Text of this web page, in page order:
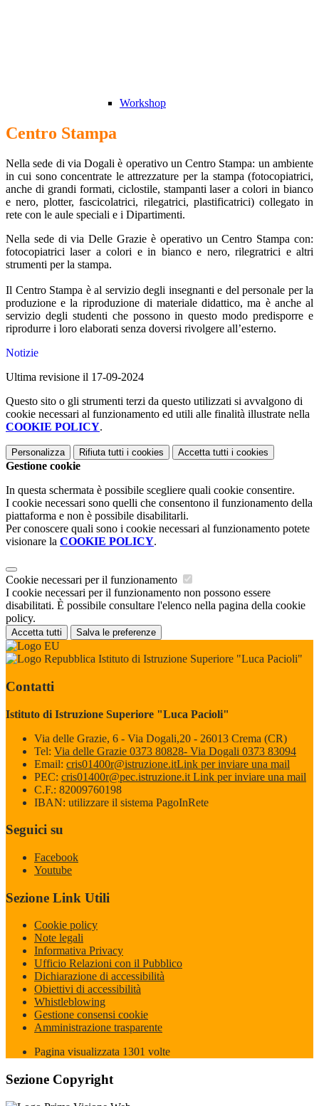
Workshop
Centro Stampa
Nella sede di via Dogali è operativo un Centro Stampa: un ambiente
in cui sono concentrate le attrezzature per la stampa (fotocopiatrici,
anche di grandi formati, ciclostile, stampanti laser a colori in bianco
e nero, plotter, fascicolatrici, rilegatrici, plastificatrici) collegato in
rete con le aule speciali e i Dipartimenti.
Nella sede di via Delle Grazie è operativo un Centro Stampa con:
fotocopiatrici laser a colori e in bianco e nero, rilegratrici e altri
strumenti per la stampa.
Il Centro Stampa è al servizio degli insegnanti e del personale per la
produzione e la riproduzione di materiale didattico, ma è anche al
servizio degli studenti che possono in questo modo predisporre e
riprodurre i loro elaborati senza doversi rivolgere all’esterno.
Notizie
Ultima revisione il 17-09-2024
Questo sito o gli strumenti terzi da questo utilizzati si avvalgono di
cookie necessari al funzionamento ed utili alle finalità illustrate nella
COOKIE POLICY.
Personalizza Rifiuta tutti i cookies Accetta tutti i cookies
Gestione cookie
In questa schermata è possibile scegliere quali cookie consentire.
I cookie necessari sono quelli che consentono il funzionamento della
piattaforma e non è possibile disabilitarli.
Per conoscere quali sono i cookie necessari al funzionamento potete
visionare la COOKIE POLICY.
Cookie necessari per il funzionamento
I cookie necessari per il funzionamento non possono essere
disabilitati. È possibile consultare l'elenco nella pagina della cookie
policy.
Accetta tutti Salva le preferenze
Istituto di Istruzione Superiore "Luca Pacioli"
Contatti
Istituto di Istruzione Superiore "Luca Pacioli"
Via delle Grazie, 6 - Via Dogali,20 - 26013 Crema (CR)
Tel: Via delle Grazie 0373 80828- Via Dogali 0373 83094
Email: cris01400r@istruzione.itLink per inviare una mail
PEC: cris01400r@pec.istruzione.it Link per inviare una mail
C.F.: 82009760198
IBAN: utilizzare il sistema PagoInRete
Seguici su
Facebook
Youtube
Sezione Link Utili
Cookie policy
Note legali
Informativa Privacy
Ufficio Relazioni con il Pubblico
Dichiarazione di accessibilità
Obiettivi di accessibilità
Whistleblowing
Gestione consensi cookie
Amministrazione trasparente
Pagina visualizzata 1301 volte
Sezione Copyright